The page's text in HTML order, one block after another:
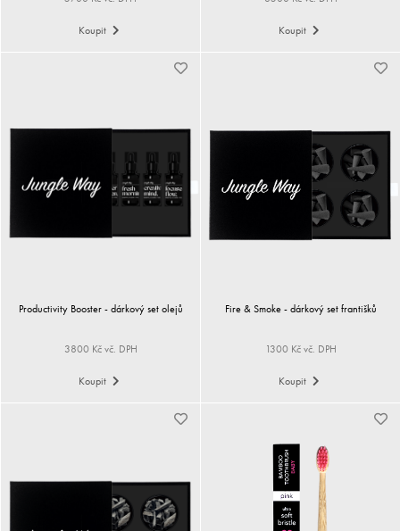
Koupit Koupit
Productivity Booster - dárkový set olejů
3800 Kč vč. DPH
Koupit
Fire & Smoke - dárkový set františků
1300 Kč vč. DPH
Koupit